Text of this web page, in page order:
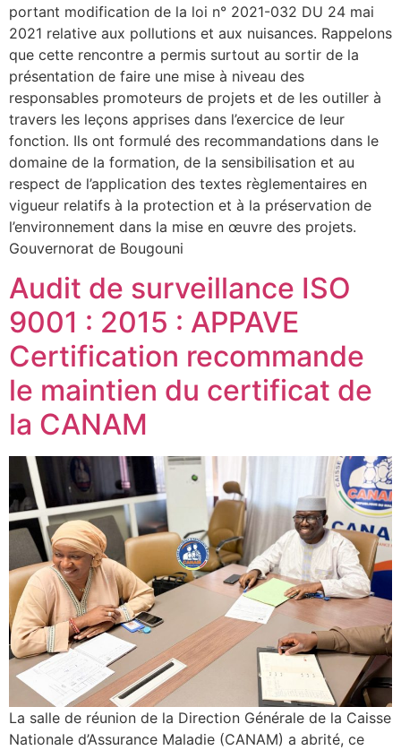
portant modification de la loi n° 2021-032 DU 24 mai
2021 relative aux pollutions et aux nuisances. Rappelons
que cette rencontre a permis surtout au sortir de la
présentation de faire une mise à niveau des
responsables promoteurs de projets et de les outiller à
travers les leçons apprises dans l’exercice de leur
fonction. Ils ont formulé des recommandations dans le
domaine de la formation, de la sensibilisation et au
respect de l’application des textes règlementaires en
vigueur relatifs à la protection et à la préservation de
l’environnement dans la mise en œuvre des projets.
Gouvernorat de Bougouni
Audit de surveillance ISO
9001 : 2015 : APPAVE
Certification recommande
le maintien du certificat de
la CANAM
La salle de réunion de la Direction Générale de la Caisse
Nationale d’Assurance Maladie (CANAM) a abrité, ce